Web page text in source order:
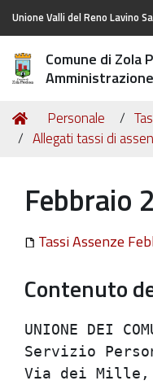
Unione Valli del Reno Lavino
Comune di Zola
Tu
sei
Home
Personale
Allegati tassi di
Febbraio
Tassi Assenze
Contenuto
UNIONE DEI
Servizio
Via dei Mille,